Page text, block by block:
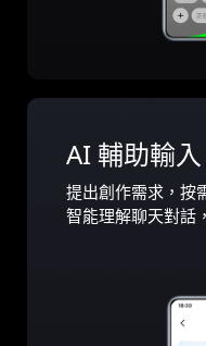
AI 輔助輸入
提出創作需求，按
智能理解聊天對話